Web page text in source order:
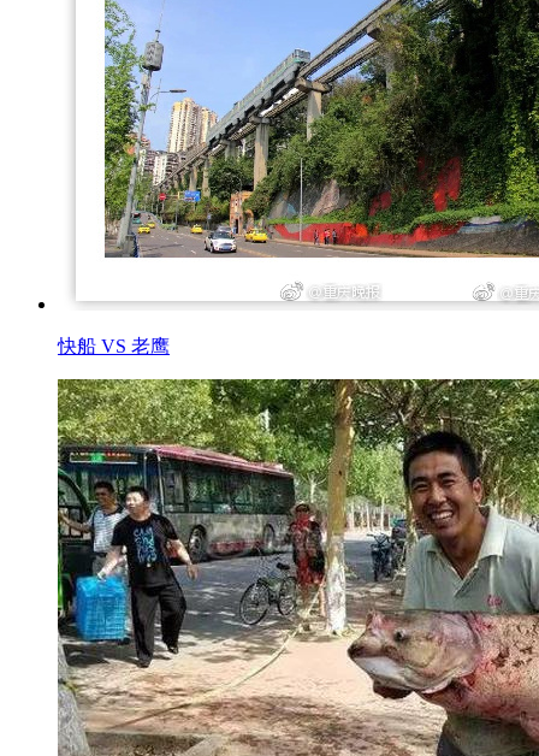
快船 VS 老鹰